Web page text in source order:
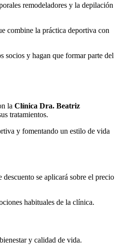
remodeladores y la depilación
combine la práctica deportiva con
socios y hagan que formar parte del
la Clínica Dra. Beatriz
tratamientos.
y fomentando un estilo de vida
se aplicará sobre el precio
habituales de la clínica.
y calidad de vida.